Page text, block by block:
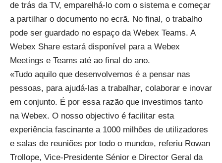
de trás da TV, emparelhá-lo com o sistema e começar
a partilhar o documento no ecrã. No final, o trabalho
pode ser guardado no espaço da Webex Teams. A
Webex Share estará disponível para a Webex
Meetings e Teams até ao final do ano.
«Tudo aquilo que desenvolvemos é a pensar nas
pessoas, para ajudá-las a trabalhar, colaborar e inovar
em conjunto. É por essa razão que investimos tanto
na Webex. O nosso objectivo é facilitar esta
experiência fascinante a 1000 milhões de utilizadores
e salas de reuniões por todo o mundo», referiu Rowan
Trollope, Vice-Presidente Sénior e Director Geral da